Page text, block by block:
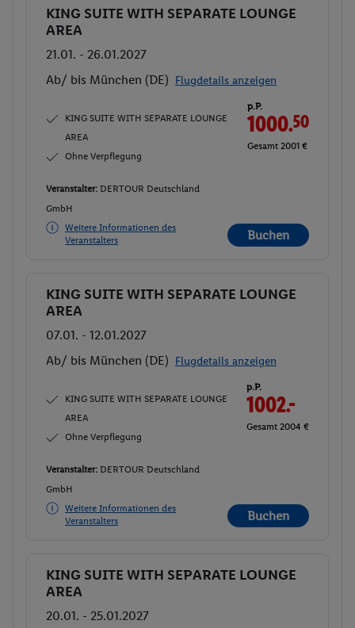
Buchen
KING SUITE WITH SEPARATE LOUNGE
AREA
21.01. - 26.01.2027
Ab/ bis München (DE) Flugdetails anzeigen
KING SUITE WITH SEPARATE LOUNGE
AREA
Ohne Verpflegung
p.P.
1000.50
Gesamt 2001 €
Veranstalter: DERTOUR Deutschland
GmbH
Weitere Informationen des
Veranstalters
Buchen
Buchen
KING SUITE WITH SEPARATE LOUNGE
AREA
07.01. - 12.01.2027
Ab/ bis München (DE) Flugdetails anzeigen
KING SUITE WITH SEPARATE LOUNGE
AREA
Ohne Verpflegung
p.P.
1002.-
Gesamt 2004 €
Veranstalter: DERTOUR Deutschland
GmbH
Weitere Informationen des
Veranstalters
Buchen
Buchen
KING SUITE WITH SEPARATE LOUNGE
AREA
20.01. - 25.01.2027